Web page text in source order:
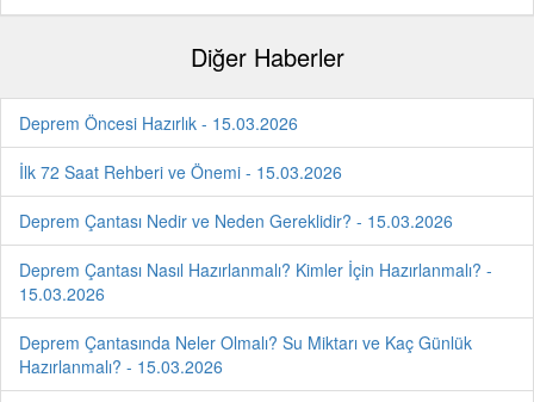
Diğer Haberler
Deprem Öncesi Hazırlık - 15.03.2026
İlk 72 Saat Rehberi ve Önemi - 15.03.2026
Deprem Çantası Nedir ve Neden Gereklidir? - 15.03.2026
Deprem Çantası Nasıl Hazırlanmalı? Kimler İçin Hazırlanmalı? -
15.03.2026
Deprem Çantasında Neler Olmalı? Su Miktarı ve Kaç Günlük
Hazırlanmalı? - 15.03.2026